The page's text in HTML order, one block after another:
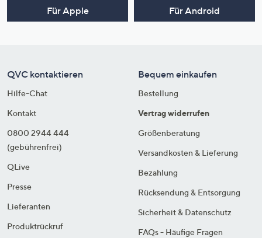
Für Apple Für Android
QVC kontaktieren
Hilfe-Chat
Kontakt
0800 2944 444
(gebührenfrei)
QLive
Presse
Lieferanten
Produktrückruf
Bequem einkaufen
Bestellung
Vertrag widerrufen
Größenberatung
Versandkosten & Lieferung
Bezahlung
Rücksendung & Entsorgung
Sicherheit & Datenschutz
FAQs - Häufige Fragen